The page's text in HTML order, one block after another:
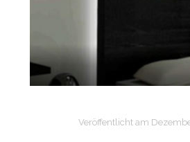
Veröffentlicht am